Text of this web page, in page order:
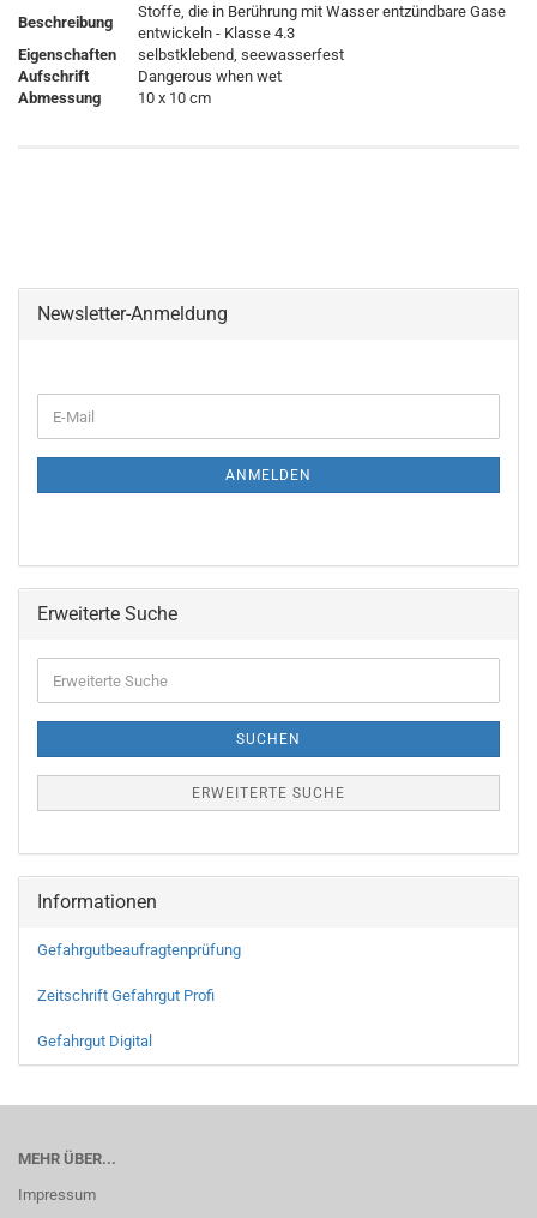
Beschreibung
Stoffe, die in Berührung mit Wasser entzündbare Gase
entwickeln - Klasse 4.3
Eigenschaften
selbstklebend, seewasserfest
Aufschrift
Dangerous when wet
Abmessung
10 x 10 cm
Newsletter-Anmeldung
ANMELDEN
Erweiterte Suche
SUCHEN
ERWEITERTE SUCHE
Informationen
Gefahrgutbeaufragtenprüfung
Zeitschrift Gefahrgut Profi
Gefahrgut Digital
MEHR ÜBER...
Impressum